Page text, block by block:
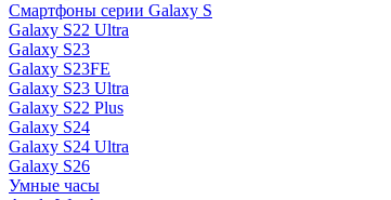
Смартфоны серии Galaxy S
Galaxy S22 Ultra
Galaxy S23
Galaxy S23FE
Galaxy S23 Ultra
Galaxy S22 Plus
Galaxy S24
Galaxy S24 Ultra
Galaxy S26
Умные часы